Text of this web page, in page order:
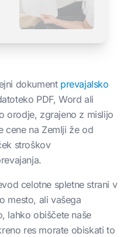
dokument prevajalsko
PDF, Word ali
orodje, zgrajeno z mislijo
cene na Zemlji že od
stroškov
celotne spletne strani v
mesto, ali vašega
lahko obiščete naše
res morate obiskati to